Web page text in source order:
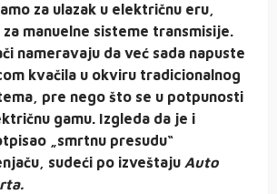
za ulazak u električnu eru,
manuelne sisteme transmisije.
nameravaju da već sada napuste
kvačila u okviru tradicionalnog
pre nego što se u potpunosti
gamu. Izgleda da je i
„smrtnu presudu“
sudeći po izveštaju Auto